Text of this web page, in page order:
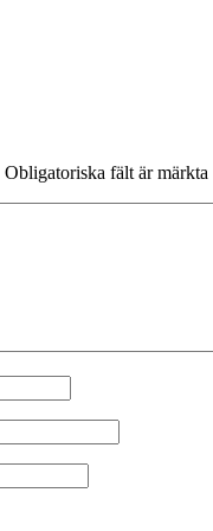
Obligatoriska fält är märkta